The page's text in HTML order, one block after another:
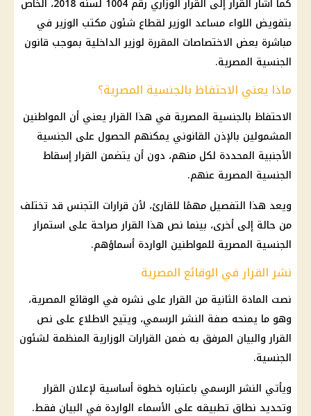
بتفويض اللواء مساعد الوزير لقطاع شئون مكتب الوزير في
مباشرة بعض الاختصاصات المقررة لوزير الداخلية بموجب قانون
الجنسية المصرية.
ماذا يعني الاحتفاظ بالجنسية المصرية؟
الاحتفاظ بالجنسية المصرية في هذا القرار يعني أن المواطنين
المشمولين بالإذن القانوني يمكنهم الحصول على الجنسية
الأجنبية المحددة لكل منهم، دون أن يتضمن القرار إسقاط
الجنسية المصرية عنهم.
ويعد هذا التفصيل مهمًا للقارئ، لأن قرارات التجنس قد تختلف
من حالة إلى أخرى، بينما نص هذا القرار صراحة على استمرار
الجنسية المصرية للمواطنين الواردة أسماؤهم.
نشر القرار في الوقائع المصرية
نصت المادة الثانية من القرار على نشره في الوقائع المصرية،
وهو ما يمنحه صفة النشر الرسمي، ويتيح الاطلاع على نص
القرار والبيان المرفق به ضمن القرارات الوزارية المنظمة لشئون
الجنسية.
ويأتي النشر الرسمي باعتباره خطوة أساسية لإعلان القرار
وتحديد نطاق تطبيقه على الأسماء الواردة في البيان فقط.